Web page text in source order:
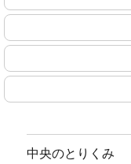
中央のとりくみ